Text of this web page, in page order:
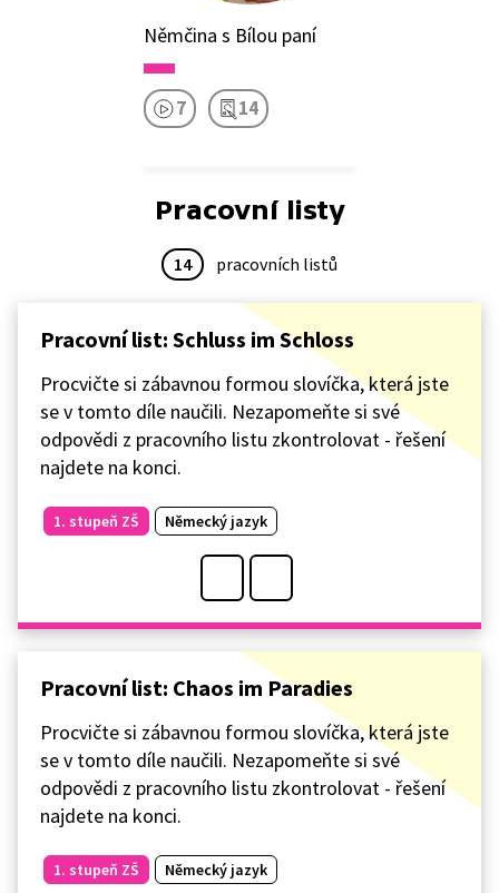
Němčina s Bílou paní
7 14
Pracovní listy
14 pracovních listů
Pracovní list: Schluss im Schloss
Procvičte si zábavnou formou slovíčka, která jste
se v tomto díle naučili. Nezapomeňte si své
odpovědi z pracovního listu zkontrolovat - řešení
najdete na konci.
1. stupeň ZŠ Německý jazyk
Pracovní list: Chaos im Paradies
Procvičte si zábavnou formou slovíčka, která jste
se v tomto díle naučili. Nezapomeňte si své
odpovědi z pracovního listu zkontrolovat - řešení
najdete na konci.
1. stupeň ZŠ Německý jazyk